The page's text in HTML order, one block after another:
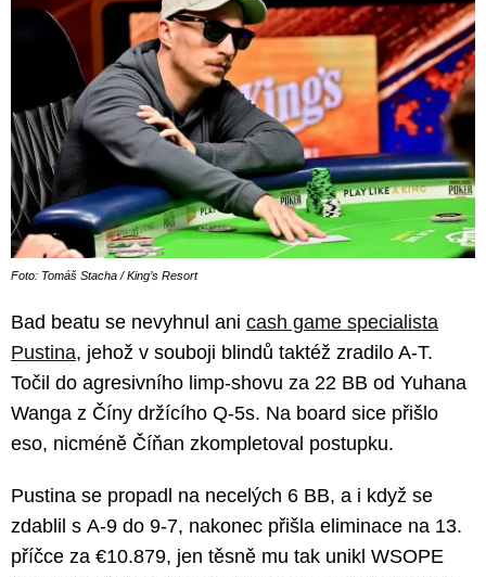
Foto: Tomáš Stacha / King’s Resort
Bad beatu se nevyhnul ani cash game specialista
Pustina, jehož v souboji blindů taktéž zradilo A-T.
Točil do agresivního limp-shovu za 22 BB od Yuhana
Wanga z Číny držícího Q-5s. Na board sice přišlo
eso, nicméně Číňan zkompletoval postupku.
Pustina se propadl na necelých 6 BB, a i když se
zdablil s A-9 do 9-7, nakonec přišla eliminace na 13.
příčce za €10.879, jen těsně mu tak unikl WSOPE